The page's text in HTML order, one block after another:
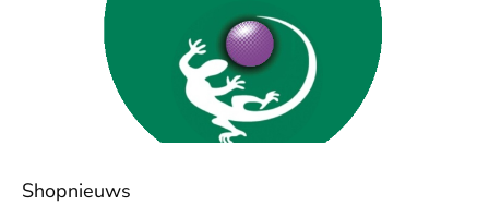
Shopnieuws